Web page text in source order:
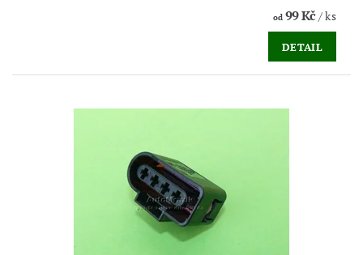
od99 Kč/ ks
DETAIL